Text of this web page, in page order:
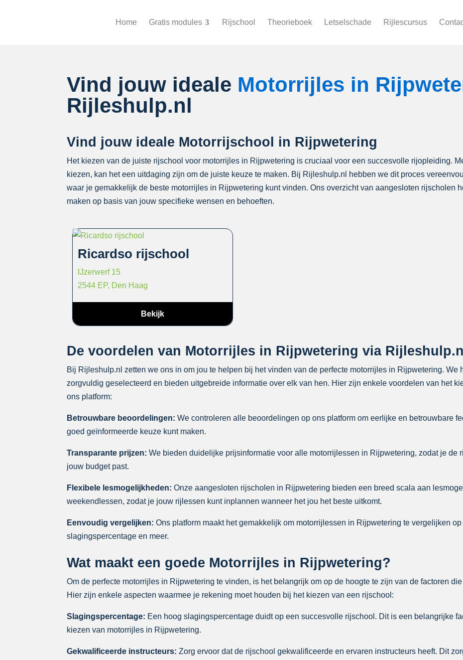
Home Gratis modules Rijschool Theorieboek Letselschade Rijlescursus
Vind jouw ideale Motorrijles in
Rijleshulp.nl
Vind jouw ideale Motorrijschool in Rijpwetering
Het kiezen van de juiste rijschool voor motorrijles in Rijpwetering is cruciaal voor een succesvolle rijopleiding.
kiezen, kan het een uitdaging zijn om de juiste keuze te maken. Bij Rijleshulp.nl hebben we dit proces
waar je gemakkelijk de beste motorrijles in Rijpwetering kunt vinden. Ons overzicht van aangesloten rijscholen
maken op basis van jouw specifieke wensen en behoeften.
Ricardso rijschool
IJzerwerf 15
2544 EP, Den Haag
Bekijk
De voordelen van Motorrijles in Rijpwetering via Rijleshulp.nl
Bij Rijleshulp.nl zetten we ons in om jou te helpen bij het vinden van de perfecte motorrijles in Rijpwetering. We
zorgvuldig geselecteerd en bieden uitgebreide informatie over elk van hen. Hier zijn enkele voordelen van het
ons platform:
Betrouwbare beoordelingen: We controleren alle beoordelingen op ons platform om eerlijke en betrouwbare
goed geïnformeerde keuze kunt maken.
Transparante prijzen: We bieden duidelijke prijsinformatie voor alle motorrijlessen in Rijpwetering, zodat je de
jouw budget past.
Flexibele lesmogelijkheden: Onze aangesloten rijscholen in Rijpwetering bieden een breed scala aan
weekendlessen, zodat je jouw rijlessen kunt inplannen wanneer het jou het beste uitkomt.
Eenvoudig vergelijken: Ons platform maakt het gemakkelijk om motorrijlessen in Rijpwetering te vergelijken
slagingspercentage en meer.
Wat maakt een goede Motorrijles in Rijpwetering?
Om de perfecte motorrijles in Rijpwetering te vinden, is het belangrijk om op de hoogte te zijn van de factoren
Hier zijn enkele aspecten waarmee je rekening moet houden bij het kiezen van een rijschool:
Slagingspercentage: Een hoog slagingspercentage duidt op een succesvolle rijschool. Dit is een belangrijke
kiezen van motorrijles in Rijpwetering.
Gekwalificeerde instructeurs: Zorg ervoor dat de rijschool gekwalificeerde en ervaren instructeurs heeft. Dit